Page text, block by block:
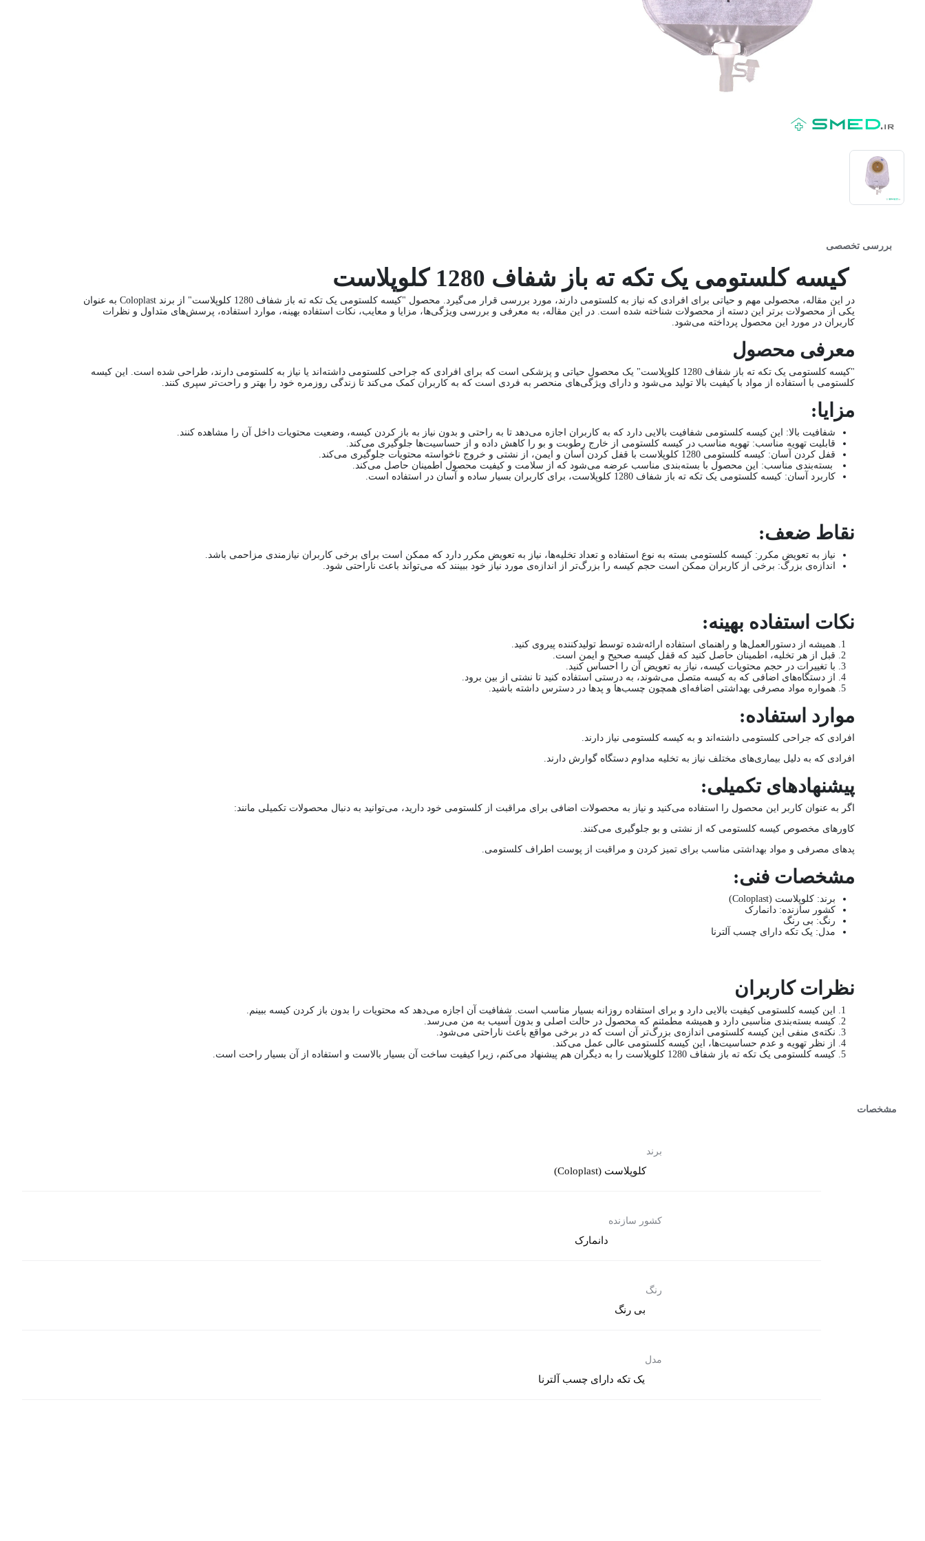
بررسی تخصصی
کیسه کلستومی یک تکه ته باز شفاف 1280 کلوپلاست
در این مقاله، محصولی مهم و حیاتی برای افرادی که نیاز به کلستومی دارند، مورد بررسی قرار می‌گیرد. محصول "کیسه کلستومی یک تکه ته باز شفاف 1280 کلوپلاست" از برند Coloplast به عنوان
یکی از محصولات برتر این دسته از محصولات شناخته شده است. در این مقاله، به معرفی و بررسی ویژگی‌ها، مزایا و معایب، نکات استفاده بهینه، موارد استفاده، پرسش‌های متداول و نظرات
کاربران در مورد این محصول پرداخته می‌شود.
معرفی محصول
"کیسه کلستومی یک تکه ته باز شفاف 1280 کلوپلاست" یک محصول حیاتی و پزشکی است که برای افرادی که جراحی کلستومی داشته‌اند یا نیاز به کلستومی دارند، طراحی شده است. این کیسه
کلستومی با استفاده از مواد با کیفیت بالا تولید می‌شود و دارای ویژگی‌های منحصر به فردی است که به کاربران کمک می‌کند تا زندگی روزمره خود را بهتر و راحت‌تر سپری کنند.
مزایا:
شفافیت بالا: این کیسه کلستومی شفافیت بالایی دارد که به کاربران اجازه می‌دهد تا به راحتی و بدون نیاز به باز کردن کیسه، وضعیت محتویات داخل آن را مشاهده کنند.
قابلیت تهویه مناسب: تهویه مناسب در کیسه کلستومی از خارج رطوبت و بو را کاهش داده و از حساسیت‌ها جلوگیری می‌کند.
قفل کردن آسان: کیسه کلستومی 1280 کلوپلاست با قفل کردن آسان و ایمن، از نشتی و خروج ناخواسته محتویات جلوگیری می‌کند.
بسته‌بندی مناسب: این محصول با بسته‌بندی مناسب عرضه می‌شود که از سلامت و کیفیت محصول اطمینان حاصل می‌کند.
کاربرد آسان: کیسه کلستومی یک تکه ته باز شفاف 1280 کلوپلاست، برای کاربران بسیار ساده و آسان در استفاده است.
نقاط ضعف:
نیاز به تعویض مکرر: کیسه کلستومی بسته به نوع استفاده و تعداد تخلیه‌ها، نیاز به تعویض مکرر دارد که ممکن است برای برخی کاربران نیازمندی مزاحمی باشد.
اندازه‌ی بزرگ: برخی از کاربران ممکن است حجم کیسه را بزرگ‌تر از اندازه‌ی مورد نیاز خود ببینند که می‌تواند باعث ناراحتی شود.
نکات استفاده بهینه:
همیشه از دستورالعمل‌ها و راهنمای استفاده ارائه‌شده توسط تولیدکننده پیروی کنید.
قبل از هر تخلیه، اطمینان حاصل کنید که قفل کیسه صحیح و ایمن است.
با تغییرات در حجم محتویات کیسه، نیاز به تعویض آن را احساس کنید.
از دستگاه‌های اضافی که به کیسه متصل می‌شوند، به درستی استفاده کنید تا نشتی از بین برود.
همواره مواد مصرفی بهداشتی اضافه‌ای همچون چسب‌ها و پد‌ها در دسترس داشته باشید.
موارد استفاده:
افرادی که جراحی کلستومی داشته‌اند و به کیسه کلستومی نیاز دارند.
افرادی که به دلیل بیماری‌های مختلف نیاز به تخلیه مداوم دستگاه گوارش دارند.
پیشنهادهای تکمیلی:
اگر به عنوان کاربر این محصول را استفاده می‌کنید و نیاز به محصولات اضافی برای مراقبت از کلستومی خود دارید، می‌توانید به دنبال محصولات تکمیلی مانند:
کاورهای مخصوص کیسه کلستومی که از نشتی و بو جلوگیری می‌کنند.
پد‌های مصرفی و مواد بهداشتی مناسب برای تمیز کردن و مراقبت از پوست اطراف کلستومی.
مشخصات فنی:
برند: کلوپلاست (Coloplast)
کشور سازنده: دانمارک
رنگ: بی رنگ
مدل: یک تکه دارای چسب آلترنا
نظرات کاربران
این کیسه کلستومی کیفیت بالایی دارد و برای استفاده روزانه بسیار مناسب است. شفافیت آن اجازه می‌دهد که محتویات را بدون باز کردن کیسه ببینم.
کیسه بسته‌بندی مناسبی دارد و همیشه مطمئنم که محصول در حالت اصلی و بدون آسیب به من می‌رسد.
نکته‌ی منفی این کیسه کلستومی اندازه‌ی بزرگ‌تر آن است که در برخی مواقع باعث ناراحتی می‌شود.
از نظر تهویه و عدم حساسیت‌ها، این کیسه کلستومی عالی عمل می‌کند.
کیسه کلستومی یک تکه ته باز شفاف 1280 کلوپلاست را به دیگران هم پیشنهاد می‌کنم، زیرا کیفیت ساخت آن بسیار بالاست و استفاده از آن بسیار راحت است.
مشخصات
برند
کلوپلاست (Coloplast)
کشور سازنده
دانمارک
رنگ
بی رنگ
مدل
یک تکه دارای چسب آلترنا